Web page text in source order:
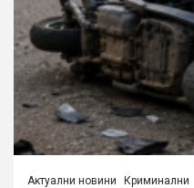
Актуални новини Криминални